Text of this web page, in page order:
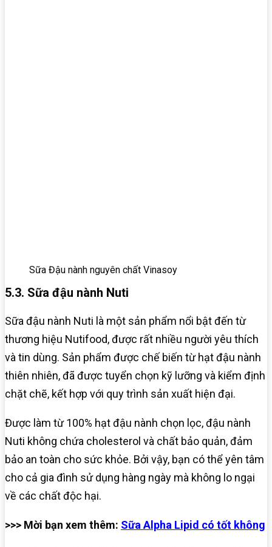
Sữa Đậu nành nguyên chất Vinasoy
5.3. Sữa đậu nành Nuti
Sữa đậu nành Nuti là một sản phẩm nổi bật đến từ
thương hiệu Nutifood, được rất nhiều người yêu thích
và tin dùng. Sản phẩm được chế biến từ hạt đậu nành
thiên nhiên, đã được tuyển chọn kỹ lưỡng và kiểm định
chặt chẽ, kết hợp với quy trình sản xuất hiện đại.
Được làm từ 100% hạt đậu nành chọn lọc, đậu nành
Nuti không chứa cholesterol và chất bảo quản, đảm
bảo an toàn cho sức khỏe. Bởi vậy, bạn có thể yên tâm
cho cả gia đình sử dụng hàng ngày mà không lo ngại
về các chất độc hại.
>>> Mời bạn xem thêm: Sữa Alpha Lipid có tốt không